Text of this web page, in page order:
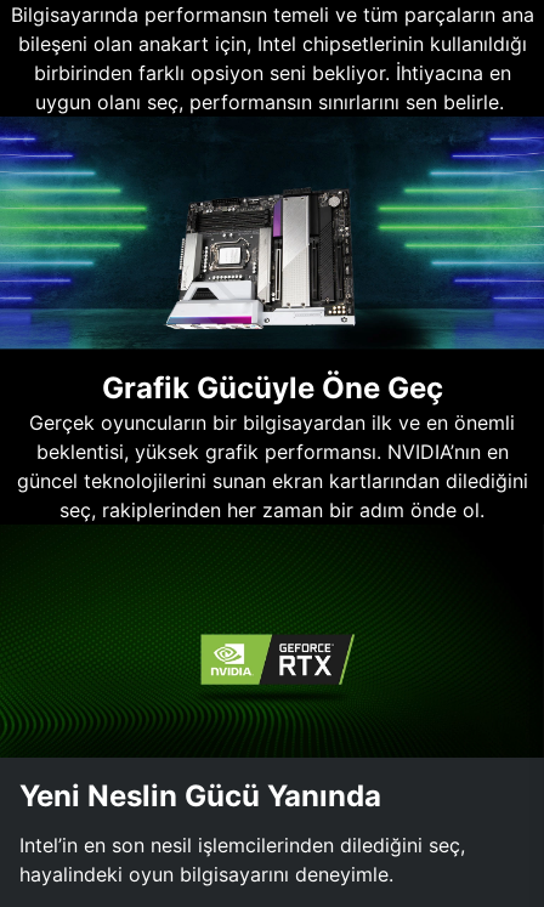
Bilgisayarında performansın temeli ve tüm parçaların ana
bileşeni olan anakart için, Intel chipsetlerinin kullanıldığı
birbirinden farklı opsiyon seni bekliyor. İhtiyacına en
uygun olanı seç, performansın sınırlarını sen belirle.
Grafik Gücüyle Öne Geç
Gerçek oyuncuların bir bilgisayardan ilk ve en önemli
beklentisi, yüksek grafik performansı. NVIDIA’nın en
güncel teknolojilerini sunan ekran kartlarından dilediğini
seç, rakiplerinden her zaman bir adım önde ol.
Yeni Neslin Gücü Yanında
Intel’in en son nesil işlemcilerinden dilediğini seç,
hayalindeki oyun bilgisayarını deneyimle.